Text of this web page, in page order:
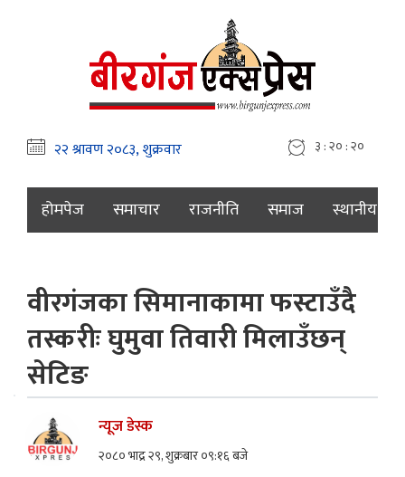
३ : २० : २१
होमपेज समाचार राजनीति समाज स्थानीय
वीरगंजका सिमानाकामा फस्टाउँदै
तस्करीः घुमुवा तिवारी मिलाउँछन्
सेटिङ
न्यूज डेस्क
२०८० भाद्र २९, शुक्रबार ०९:१६ बजे